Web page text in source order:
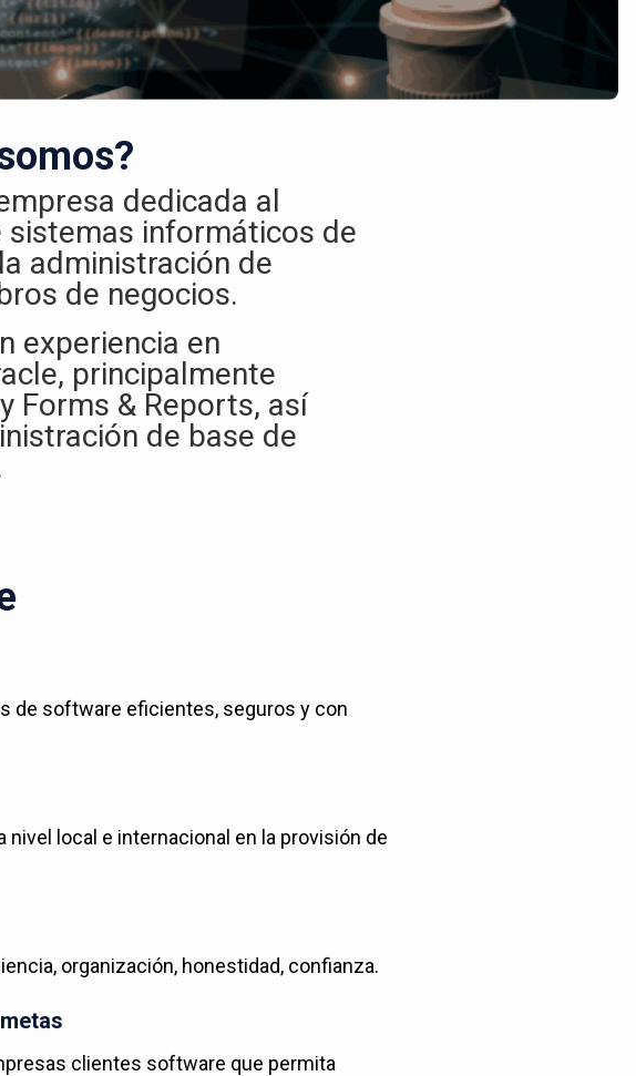
dedicada al
sistemas informáticos de
administración de
de negocios.​
experiencia en
principalmente
Forms & Reports, así
de base de
de software eficientes, seguros y con
nivel local e internacional en la provisión de
organización, honestidad, confianza.
clientes software que permita